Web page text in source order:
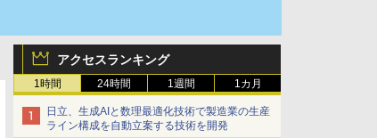
アクセスランキング
1時間 24時間 1週間 1カ月
日立、生成AIと数理最適化技術で製造業の生産
ライン構成を自動立案する技術を開発